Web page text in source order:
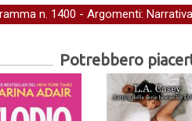
n. 1400 - Argomenti: Narrativa
Potrebbero